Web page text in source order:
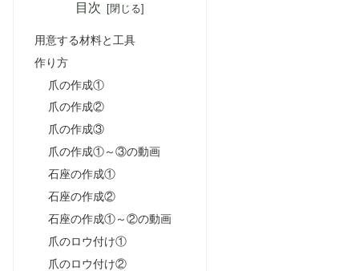
目次
用意する材料と工具
作り方
爪の作成①
爪の作成②
爪の作成③
爪の作成①～③の動画
石座の作成①
石座の作成②
石座の作成①～②の動画
爪のロウ付け①
爪のロウ付け②